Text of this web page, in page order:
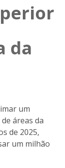
da
um
áreas da
de 2025,
um milhão